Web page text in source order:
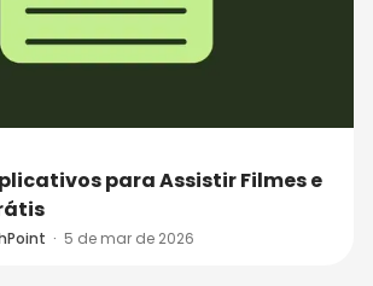
para Assistir Filmes e
· 5 de mar de 2026